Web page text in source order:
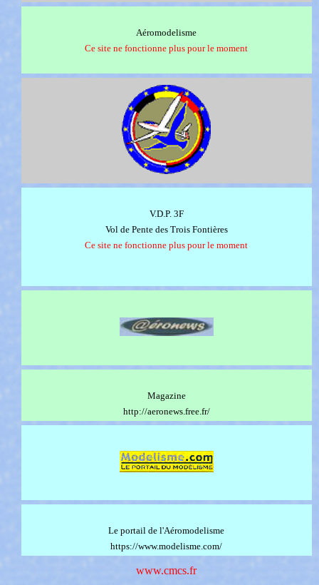
Aéromodelisme
Ce site ne fonctionne plus pour le moment
V.D.P. 3F
Vol de Pente des Trois Fontières
Ce site ne fonctionne plus pour le moment
Magazine
http://aeronews.free.fr/
Le portail de l'Aéromodelisme
https://www.modelisme.com/
www.cmcs.fr